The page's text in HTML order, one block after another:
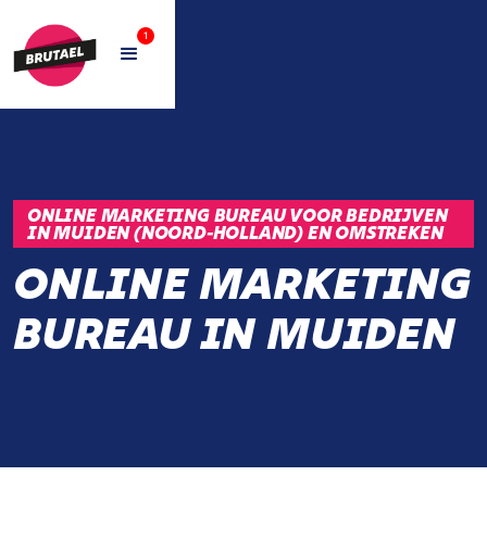
1
ONLINE MARKETING BUREAU VOOR BEDRIJVEN
IN MUIDEN (NOORD-HOLLAND) EN OMSTREKEN
ONLINE MARKETING
BUREAU IN MUIDEN